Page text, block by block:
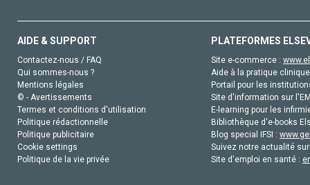
AIDE & SUPPORT
Contactez-nous / FAQ
Qui sommes-nous ?
Mentions légales
© - Avertissements
Termes et conditions d'utilisation
Politique rédactionnelle
Politique publicitaire
Cookie settings
Politique de la vie privée
PLATEFORMES
Site e-commerce :
Aide à la pratique
Portail pour les
Site d'information sur
E-learning pour les
Bibliothèque d'e-books
Blog special IFSI :
Suivez notre actualité
Site d'emploi en santé :